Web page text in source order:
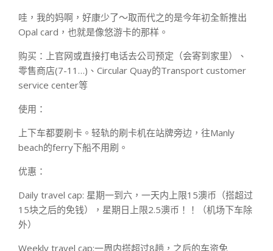
哇，我的妈啊，好康少了～取而代之的是今年初全新推出
Opal card，也就是像悠游卡的那样。
购买：上官网或直接打电话去公司预定（会寄到家里）、
零售商店(7-11…)、Circular Quay的Transport customer
service center等
使用：
上下车都要刷卡。轻轨的刷卡机在站牌旁边，往Manly
beach的ferry下船不用刷。
优惠：
Daily travel cap: 星期一到六，一天内上限15澳币（搭超过
15块之后的免钱），星期日上限2.5澳币！！（机场下车除
外）
Weekly travel cap:一周内搭超过8趟，之后的车资免